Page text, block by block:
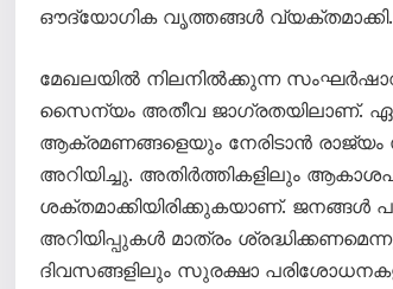
ഔദ്യോഗിക വൃത്തങ്ങൾ വ്യക്തമാക്കി.
മേഖലയിൽ നിലനിൽക്കുന്ന
സൈന്യം അതീവ ജാഗ്രതയിലാണ്.
ആക്രമണങ്ങളെയും നേരിടാൻ
അറിയിച്ചു. അതിർത്തികളിലും
ശക്തമാക്കിയിരിക്കുകയാണ്. ജനങ്ങൾ
അറിയിപ്പുകൾ മാത്രം
ദിവസങ്ങളിലും സുരക്ഷാ